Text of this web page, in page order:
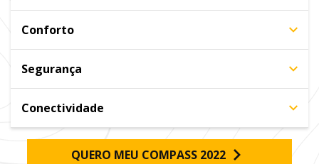
Conforto
Segurança
Conectividade
QUERO MEU COMPASS 2022